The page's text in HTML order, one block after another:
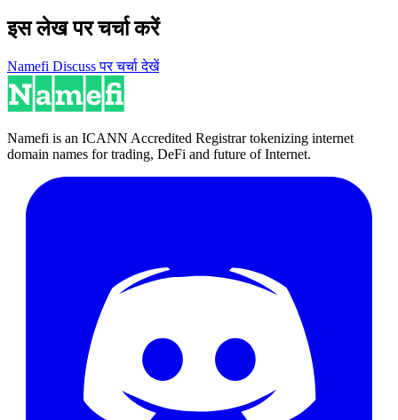
इस लेख पर चर्चा करें
Namefi Discuss पर चर्चा देखें
Namefi is an ICANN Accredited Registrar tokenizing internet
domain names for trading, DeFi and future of Internet.